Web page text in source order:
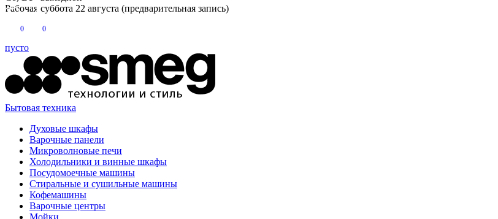
Рабочая суббота 22 августа (предварительная запись)
0 0
пусто
Бытовая техника
Духовые шкафы
Варочные панели
Микроволновые печи
Холодильники и винные шкафы
Посудомоечные машины
Стиральные и сушильные машины
Кофемашины
Варочные центры
Мойки